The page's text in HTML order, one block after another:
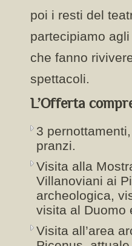
poi i resti del
partecipiamo
che fanno
spettacoli.
L’Offerta
3
pranzi.
Visita alla
Villanoviani ai
archeologica,
visita al Duomo
Visita all’area